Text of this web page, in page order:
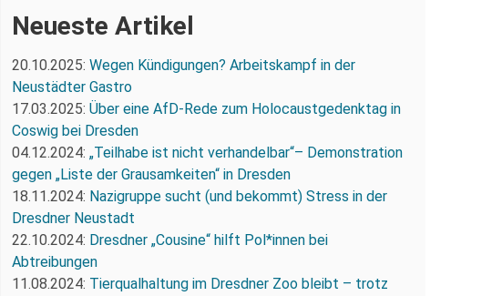
Neueste Artikel
20.10.2025: Wegen Kündigungen? Arbeitskampf in der
Neustädter Gastro
17.03.2025: Über eine AfD-Rede zum Holocaustgedenktag in
Coswig bei Dresden
04.12.2024: „Teilhabe ist nicht verhandelbar“– Demonstration
gegen „Liste der Grausamkeiten“ in Dresden
18.11.2024: Nazigruppe sucht (und bekommt) Stress in der
Dresdner Neustadt
22.10.2024: Dresdner „Cousine“ hilft Pol*innen bei
Abtreibungen
11.08.2024: Tierqualhaltung im Dresdner Zoo bleibt – trotz